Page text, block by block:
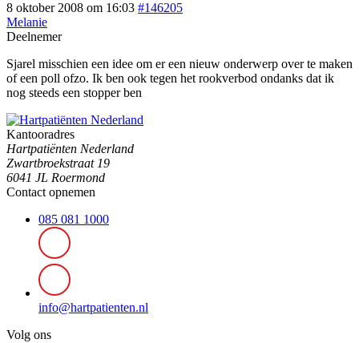
8 oktober 2008 om 16:03 #146205
Melanie
Deelnemer
Sjarel misschien een idee om er een nieuw onderwerp over te maken
of een poll ofzo. Ik ben ook tegen het rookverbod ondanks dat ik
nog steeds een stopper ben
Kantooradres
Hartpatiënten Nederland
Zwartbroekstraat 19
6041 JL Roermond
Contact opnemen
085 081 1000
info@hartpatienten.nl
Volg ons